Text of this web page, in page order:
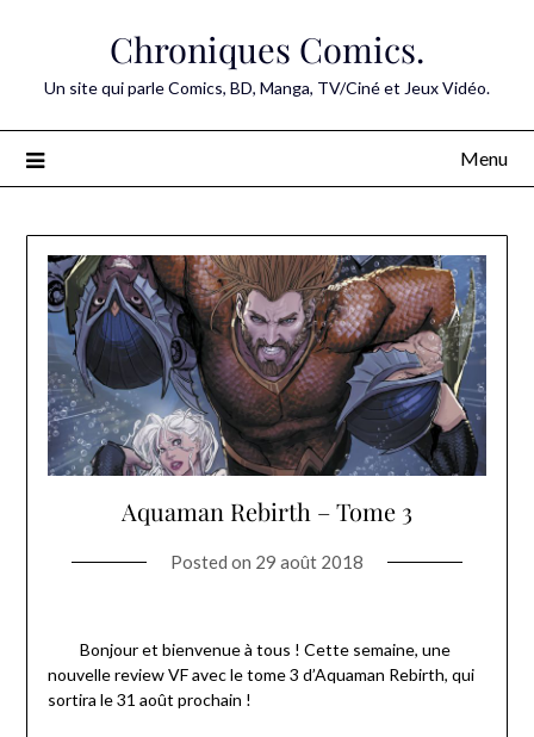
Chroniques Comics.
Un site qui parle Comics, BD, Manga, TV/Ciné et Jeux Vidéo.
Menu
Aquaman Rebirth – Tome 3
Posted on 29 août 2018
Bonjour et bienvenue à tous ! Cette semaine, une
nouvelle review VF avec le tome 3 d’Aquaman Rebirth, qui
sortira le 31 août prochain !